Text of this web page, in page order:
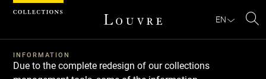
EN
INFORMATION
Due to the complete redesign of our collections
Cookies management panel